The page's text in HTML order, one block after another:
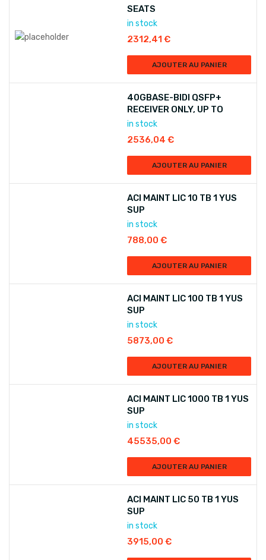
SEATS
in stock
2312,41€
AJOUTER AU PANIER
40GBASE-BIDI QSFP+
RECEIVER ONLY, UP TO
in stock
2536,04€
AJOUTER AU PANIER
ACI MAINT LIC 10 TB 1 YUS
SUP
in stock
788,00€
AJOUTER AU PANIER
ACI MAINT LIC 100 TB 1 YUS
SUP
in stock
5873,00€
AJOUTER AU PANIER
ACI MAINT LIC 1000 TB 1 YUS
SUP
in stock
45535,00€
AJOUTER AU PANIER
ACI MAINT LIC 50 TB 1 YUS
SUP
in stock
3915,00€